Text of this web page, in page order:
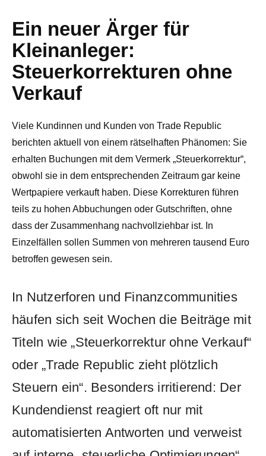
Ein neuer Ärger für
Kleinanleger:
Steuerkorrekturen ohne
Verkauf
Viele Kundinnen und Kunden von Trade Republic
berichten aktuell von einem rätselhaften Phänomen: Sie
erhalten Buchungen mit dem Vermerk „Steuerkorrektur“,
obwohl sie in dem entsprechenden Zeitraum gar keine
Wertpapiere verkauft haben. Diese Korrekturen führen
teils zu hohen Abbuchungen oder Gutschriften, ohne
dass der Zusammenhang nachvollziehbar ist. In
Einzelfällen sollen Summen von mehreren tausend Euro
betroffen gewesen sein.
In Nutzerforen und Finanzcommunities
häufen sich seit Wochen die Beiträge mit
Titeln wie „Steuerkorrektur ohne Verkauf“
oder „Trade Republic zieht plötzlich
Steuern ein“. Besonders irritierend: Der
Kundendienst reagiert oft nur mit
automatisierten Antworten und verweist